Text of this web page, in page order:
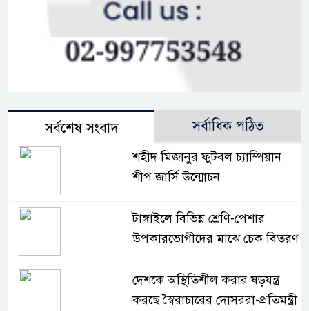
সর্বশেষ সংবাদ সর্বাধিক পঠিত
শহীদ মিজানুর ফুটবল চ্যাম্পিয়ান
শীপ জার্সি উন্মোচন
টাঙ্গাইলে বিভিন্ন শ্রেণি-পেশার
উপকারভোগীদের মাঝে চেক বিতরণ
দেশকে অস্থিতিশীল করার ষড়যন্ত্র
করছে স্বৈরাচারের দোসররা-প্রতিমন্ত্রী